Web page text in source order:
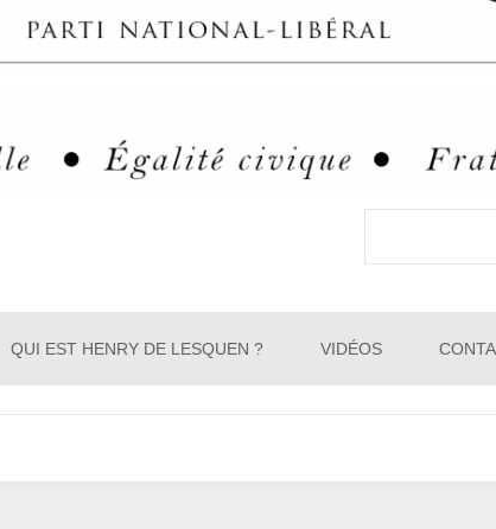
QUI EST HENRY DE LESQUEN ? VIDÉOS